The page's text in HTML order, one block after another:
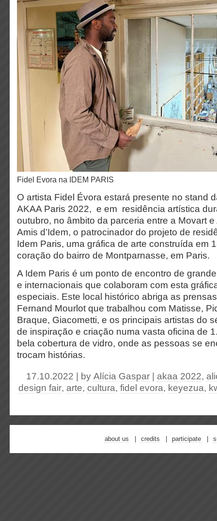
Fidel Evora na IDEM PARIS
O artista Fidel Évora estará presente no stand
AKAA Paris 2022, e em residência artística
outubro, no âmbito da parceria entre a Movart
Amis d’Idem, o patrocinador do projeto de
Idem Paris, uma gráfica de arte construída em
coração do bairro de Montparnasse, em Paris.
A Idem Paris é um ponto de encontro de
e internacionais que colaboram com esta
especiais. Este local histórico abriga as
Fernand Mourlot que trabalhou com Matisse,
Braque, Giacometti, e os principais artistas do
de inspiração e criação numa vasta oficina de
bela cobertura de vidro, onde as pessoas se
trocam histórias.
17.10.2022 | by Alícia Gaspar akaa 2022,
design fair, arte, cultura, fidel evora, keyezua,
about us credits participate